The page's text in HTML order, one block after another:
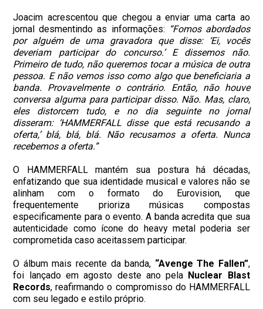
Joacim acrescentou que chegou a enviar uma carta ao
jornal desmentindo as informações: “Fomos abordados
por alguém de uma gravadora que disse: ‘Ei, vocês
deveriam participar do concurso.’ E dissemos não.
Primeiro de tudo, não queremos tocar a música de outra
pessoa. E não vemos isso como algo que beneficiaria a
banda. Provavelmente o contrário. Então, não houve
conversa alguma para participar disso. Não. Mas, claro,
eles distorcem tudo, e no dia seguinte no jornal
disseram: ‘HAMMERFALL disse que está recusando a
oferta,’ blá, blá, blá. Não recusamos a oferta. Nunca
recebemos a oferta.”
O HAMMERFALL mantém sua postura há décadas,
enfatizando que sua identidade musical e valores não se
alinham com o formato do Eurovision, que
frequentemente prioriza músicas compostas
especificamente para o evento. A banda acredita que sua
autenticidade como ícone do heavy metal poderia ser
comprometida caso aceitassem participar.
O álbum mais recente da banda, “Avenge The Fallen”,
foi lançado em agosto deste ano pela Nuclear Blast
Records, reafirmando o compromisso do HAMMERFALL
com seu legado e estilo próprio.